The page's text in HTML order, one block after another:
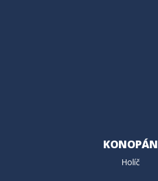
KONOPÁN
Holíč